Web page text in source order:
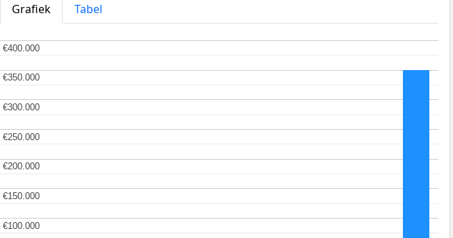
Grafiek
Tabel
€100.000
€100.000
€150.000
€150.000
€200.000
€200.000
€250.000
€250.000
€300.000
€300.000
€350.000
€350.000
€400.000
€400.000